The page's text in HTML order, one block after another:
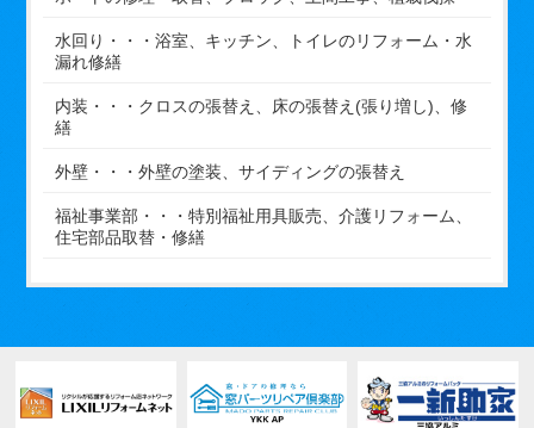
水回り・・・浴室、キッチン、トイレのリフォーム・水
漏れ修繕
内装・・・クロスの張替え、床の張替え(張り増し)、修
繕
外壁・・・外壁の塗装、サイディングの張替え
福祉事業部・・・特別福祉用具販売、介護リフォーム、
住宅部品取替・修繕